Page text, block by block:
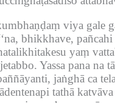
viya gale
bhikkhave,
yaṃ
Yassa pana na
jaṅghā ca
tathā